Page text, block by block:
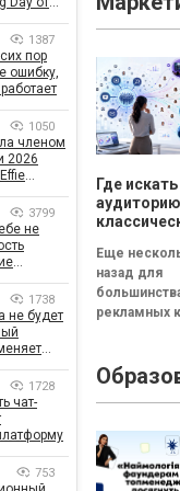
Где искать
не
Еще
назад для
рекламных
каналов:
YouTube и
1387
пор
ошибку,
1050
членом
2026
3799
не
1738
не будет
1728
чат-
753